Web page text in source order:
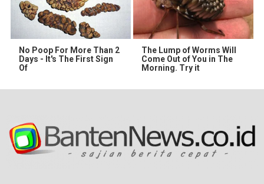
No Poop For More Than 2
Days - It's The First Sign
Of
The Lump of Worms Will
Come Out of You in The
Morning. Try it